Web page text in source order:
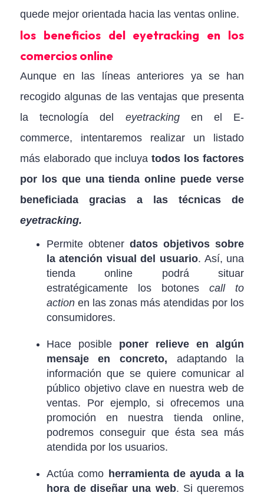
quede mejor orientada hacia las ventas online.
los beneficios del eyetracking en los
comercios online
Aunque en las líneas anteriores ya se han
recogido algunas de las ventajas que presenta
la tecnología del eyetracking en el E-
commerce, intentaremos realizar un listado
más elaborado que incluyatodos los factores
por los que una tienda online puede verse
beneficiada gracias a las técnicas de
eyetracking.
Permite obtener datos objetivos sobre
la atención visual del usuario. Así, una
tienda online podrá situar
estratégicamente los botonescall to
action en las zonas más atendidas por los
consumidores.
Hace posible poner relieve en algún
mensaje en concreto, adaptando la
información que se quiere comunicar al
público objetivo clave en nuestra web de
ventas. Por ejemplo, si ofrecemos una
promoción en nuestra tienda online,
podremos conseguir que ésta sea más
atendida por los usuarios.
Actúa como herramienta de ayuda a la
hora de diseñar una web. Si queremos